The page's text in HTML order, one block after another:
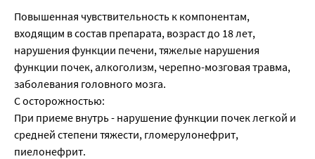
Повышенная чувствительность к компонентам,
входящим в состав препарата, возраст до 18 лет,
нарушения функции печени, тяжелые наруше­ния
функции почек, алкоголизм, черепно-мозговая травма,
заболевания головного мозга.
С осторожностью:
При приеме внутрь - нарушение функции почек легкой и
сред­ней степени тяжести, гломерулонефрит,
пиелонефрит.